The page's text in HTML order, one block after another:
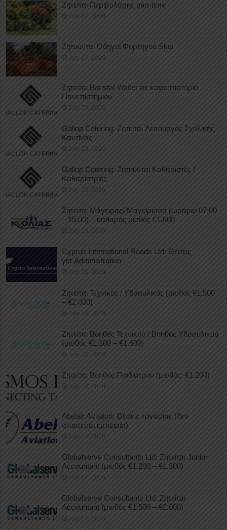
Ζητείται Περιβολάρης part-time
July 27, 2026
Ζητούνται Οδηγοί Φορτηγού Skip
July 27, 2026
Ζητείται Barista/ Waiter σε καφεστιατόριο
Πανεπιστημίου
July 23, 2026
Gallop Catering: Ζητείται Λειτουργός Σχολικής
Καντίνας
July 23, 2026
Gallop Catering: Ζητούνται Καθαριστές /
Καθαρίστριες
July 23, 2026
Ζητείται Μάγειρας/ Μαγείρισσα (ωράριο 07:00
– 15:00) – καθαρός μισθός €1.600
July 23, 2026
Cyprus International Roads Ltd: Θέσεις
για Administration
July 21, 2026
Ζητείται Τεχνικός / Υδραυλικός (μισθός €1.500
– €2.000)
July 21, 2026
Ζητείται Βοηθός Τεχνικού / Βοηθός Υδραυλικού
(μισθός €1.300 – €1.600)
July 21, 2026
Ζητείται Βοηθός Παιδιάτρου (μισθός: €1.200)
July 18, 2026
Abelair Aviation: Θέσεις εργασίας (δεν
απαιτείται εμπειρία)
July 17, 2026
Globalserve Consultants Ltd: Ζητείται Junior
Accountant (μισθός €1.200 – €1.300)
July 17, 2026
Globalserve Consultants Ltd: Ζητείται
Accountant (μισθός €1.600 – €2.000)
July 17, 2026